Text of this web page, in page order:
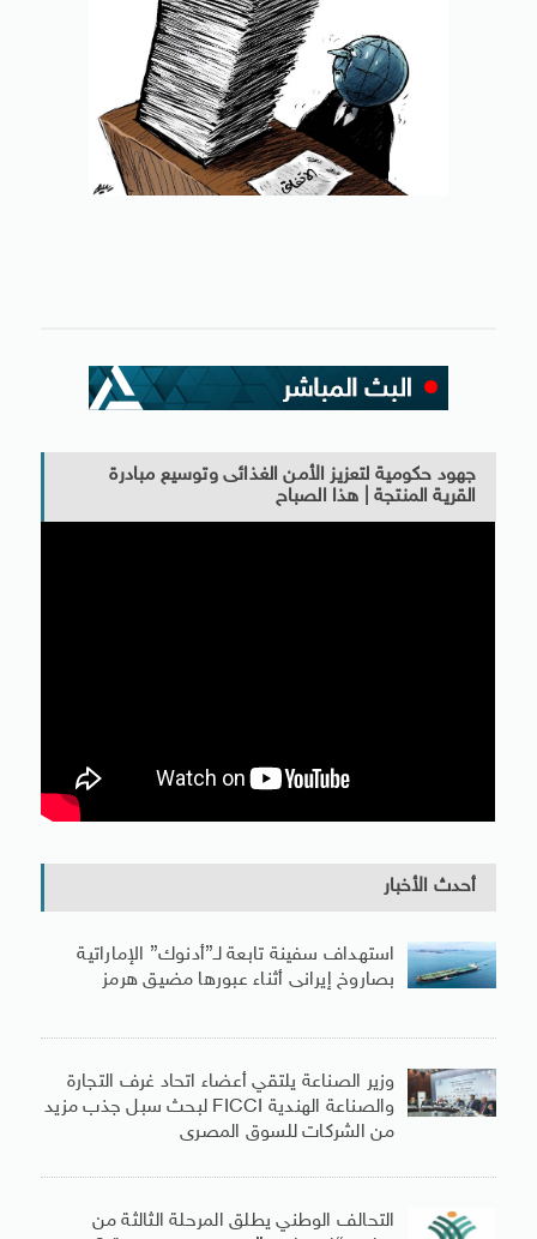
جهود حكومية لتعزيز الأمن الغذائى وتوسيع مبادرة
القرية المنتجة | هذا الصباح
أحدث الأخبار
استهداف سفينة تابعة لـ”أدنوك” الإماراتية
بصاروخ إيرانى أثناء عبورها مضيق هرمز
وزير الصناعة يلتقي أعضاء اتحاد غرف التجارة
والصناعة الهندية FICCI لبحث سبل جذب مزيد
من الشركات للسوق المصرى
التحالف الوطني يطلق المرحلة الثالثة من